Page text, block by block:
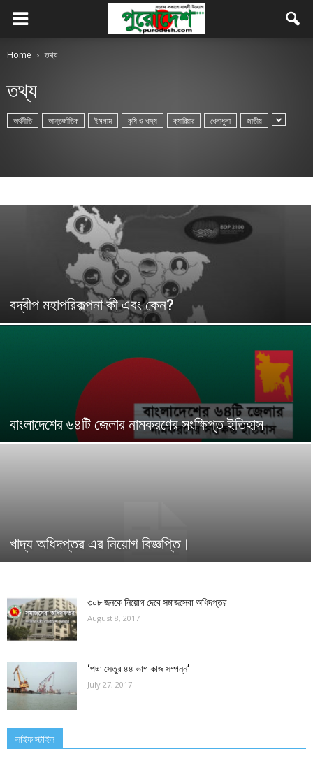
Home তথ্য
তথ্য
অর্থনীতি আন্তর্জাতিক ইসলাম কৃষি ও খাদ্য ক্যারিয়ার খেলাধুলা জাতীয়
বদ্বীপ মহাপরিকল্পনা কী এবং কেন?
বাংলাদেশের ৬৪টি জেলার নামকরণের সংক্ষিপ্ত ইতিহাস
খাদ্য অধিদপ্তর এর নিয়োগ বিজ্ঞপ্তি।
৩০৮ জনকে নিয়োগ দেবে সমাজসেবা অধিদপ্তর
August 8, 2017
‘পদ্মা সেতুর ৪৪ ভাগ কাজ সম্পন্ন’
July 27, 2017
লাইফ স্টাইল